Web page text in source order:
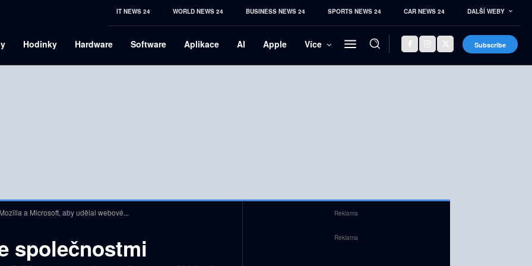
IT NEWS 24 WORLD NEWS 24 BUSINESS NEWS 24 SPORTS NEWS 24 CAR NEWS 24 DALŠÍ WEBY
Hodinky Hardware Software Aplikace AI Apple Více Subscribe
a Microsoft, aby udělal webové...
společnostmi
Reklama
Reklama